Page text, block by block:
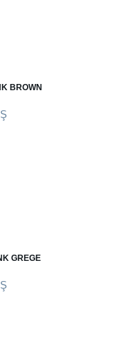
BROWN
GREGE